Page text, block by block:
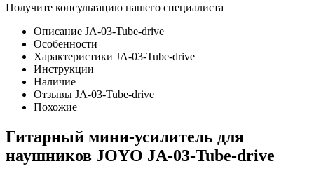
Получите консультацию нашего специалиста
Описание JA-03-Tube-drive
Особенности
Характеристики JA-03-Tube-drive
Инструкции
Наличие
Отзывы JA-03-Tube-drive
Похожие
Гитарный мини-усилитель для
наушников JOYO JA-03-Tube-drive